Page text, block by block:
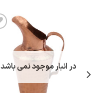
ها
در انبار موجود نمی باشد